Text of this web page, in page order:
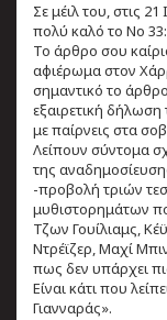
Σε μέιλ του, στις
πολύ καλό το Νο
Το άρθρο σου
αφιέρωμα στον
σημαντικό το
εξαιρετική
με παίρνεις στα
Λείπουν σύντομα
της
-προβολή τριών
μυθιστορημάτων
Τζων Γουίλιαμς,
Ντρέϊζερ, Μαχί
πως δεν υπάρχει
Είναι κάτι που
Γιανναράς».